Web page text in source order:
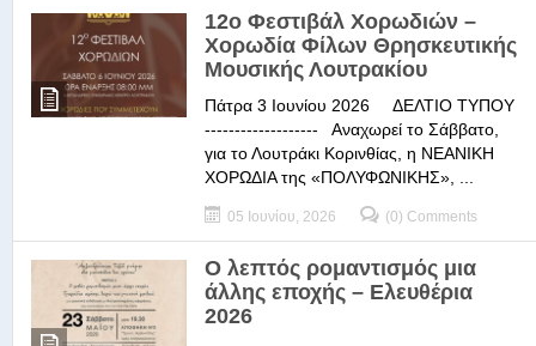
12ο Φεστιβάλ Χορωδιών –
Χορωδία Φίλων Θρησκευτικής
Μουσικής Λουτρακίου
Πάτρα 3 Ιουνίου 2026 ΔΕΛΤΙΟ ΤΥΠΟΥ
------------------- Αναχωρεί το Σάββατο,
για το Λουτράκι Κορινθίας, η ΝΕΑΝΙΚΗ
ΧΟΡΩΔΙΑ της «ΠΟΛΥΦΩΝΙΚΗΣ», ...
05 Ιουνίου, 2026 (0) Comments
Ο λεπτός ρομαντισμός μια
άλλης εποχής – Ελευθέρια
2026